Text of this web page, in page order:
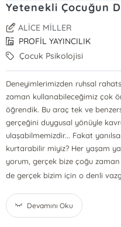
Yetenekli Çocuğun
ALİCE MİLLER
PROFİL YAYINCILIK
Çocuk Psikolojisi
Deneyimlerimizden ruhsal
zaman kullanabileceğimiz çok
öğrendik. Bu araç tek ve
gerçeğini duygusal yönüyle
ulaşabilmemizdir... Fakat
kurtarabilir miyiz? Her yaşam
yorum, gerçek bize çoğu
de gerçek bizim için o denli
Devamını Oku